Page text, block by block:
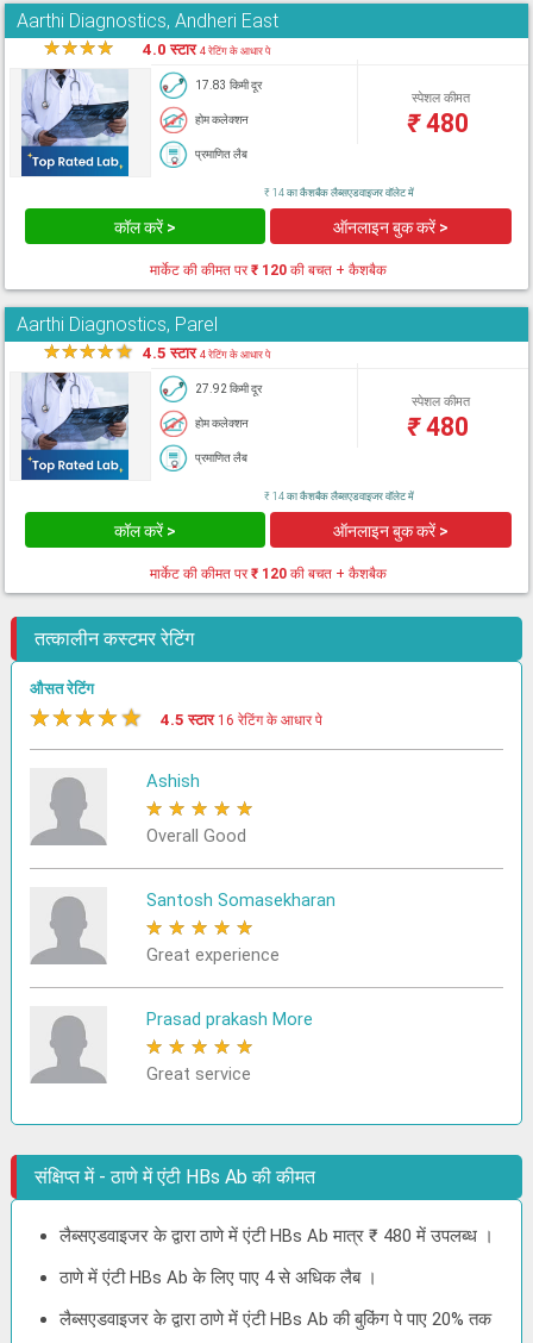
Aarthi Diagnostics, Andheri East
★★★★ 4.0 स्टार4 रेटिंग के आधार पे
17.83 किमी दूर
होम कलेक्शन
प्रमाणित लैब
स्पेशल कीमत
₹480
₹ 14 का कैशबैक लैब्सएडवाइजर वॉलेट में
कॉल करें > ऑनलाइन बुक करें >
मार्केट की कीमत पर₹ 120की बचत + कैशबैक
Aarthi Diagnostics, Parel
★★★★★ 4.5 स्टार4 रेटिंग के आधार पे
27.92 किमी दूर
होम कलेक्शन
प्रमाणित लैब
स्पेशल कीमत
₹480
₹ 14 का कैशबैक लैब्सएडवाइजर वॉलेट में
कॉल करें > ऑनलाइन बुक करें >
मार्केट की कीमत पर₹ 120की बचत + कैशबैक
तत्कालीन कस्टमर रेटिंग
औसत रेटिंग
★★★★★ 4.5 स्टार 16 रेटिंग के आधार पे
Ashish
★ ★ ★ ★ ★
Overall Good
Santosh Somasekharan
★ ★ ★ ★ ★
Great experience
Prasad prakash More
★ ★ ★ ★ ★
Great service
संक्षिप्त में - ठाणे में एंटी HBs Ab की कीमत
लैब्सएडवाइजर के द्वारा ठाणे में एंटी HBs Ab मात्र ₹ 480 में उपलब्ध ।
ठाणे में एंटी HBs Ab के लिए पाए 4 से अधिक लैब ।
लैब्सएडवाइजर के द्वारा ठाणे में एंटी HBs Ab की बुकिंग पे पाए 20% तक